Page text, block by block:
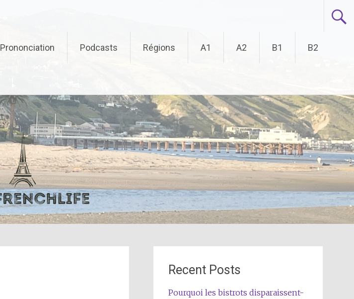
Prononciation Podcasts Régions A1 A2 B1 B2
Recent Posts
Pourquoi les bistrots disparaissent-